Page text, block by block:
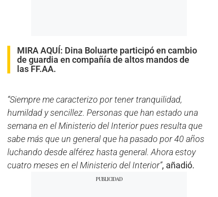
MIRA AQUÍ: Dina Boluarte participó en cambio
de guardia en compañía de altos mandos de
las FF.AA.
“Siempre me caracterizo por tener tranquilidad,
humildad y sencillez. Personas que han estado una
semana en el Ministerio del Interior pues resulta que
sabe más que un general que ha pasado por 40 años
luchando desde alférez hasta general. Ahora estoy
cuatro meses en el Ministerio del Interior”, añadió.